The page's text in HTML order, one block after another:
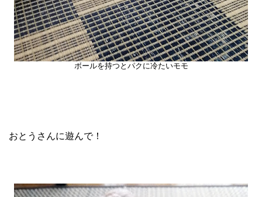
ボールを持つとパクに冷たいモモ
おとうさんに遊んで！